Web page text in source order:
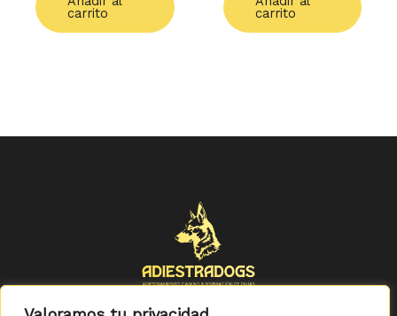
carrito carrito